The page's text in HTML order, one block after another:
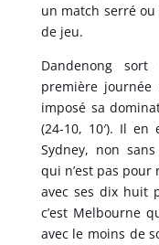
un match serré
de jeu.
Dandenong
première
imposé sa
(24-10, 10′). Il
Sydney, non
qui n’est pas
avec ses dix huit
c’est Melbourne
avec le moins de